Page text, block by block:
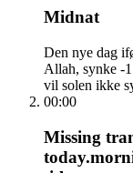
Midnat
Den nye dag
Allah, synke -
vil solen ikke
00:00
Missing